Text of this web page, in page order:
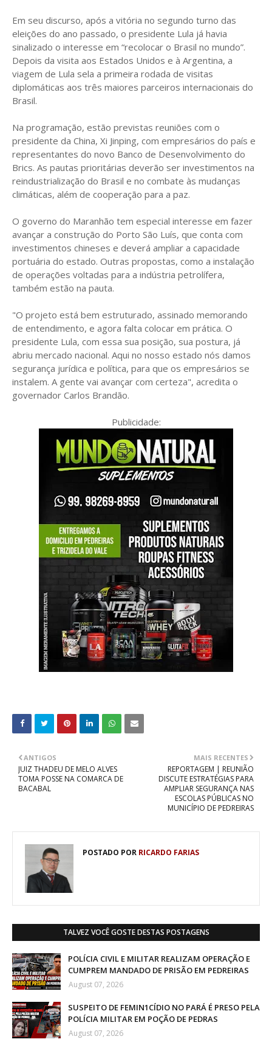
Em seu discurso, após a vitória no segundo turno das
eleições do ano passado, o presidente Lula já havia
sinalizado o interesse em “recolocar o Brasil no mundo”.
Depois da visita aos Estados Unidos e à Argentina, a
viagem de Lula sela a primeira rodada de visitas
diplomáticas aos três maiores parceiros internacionais do
Brasil.
Na programação, estão previstas reuniões com o
presidente da China, Xi Jinping, com empresários do país e
representantes do novo Banco de Desenvolvimento do
Brics. As pautas prioritárias deverão ser investimentos na
reindustrialização do Brasil e no combate às mudanças
climáticas, além de cooperação para a paz.
O governo do Maranhão tem especial interesse em fazer
avançar a construção do Porto São Luís, que conta com
investimentos chineses e deverá ampliar a capacidade
portuária do estado. Outras propostas, como a instalação
de operações voltadas para a indústria petrolífera,
também estão na pauta.
"O projeto está bem estruturado, assinado memorando
de entendimento, e agora falta colocar em prática. O
presidente Lula, com essa sua posição, sua postura, já
abriu mercado nacional. Aqui no nosso estado nós damos
segurança jurídica e política, para que os empresários se
instalem. A gente vai avançar com certeza", acredita o
governador Carlos Brandão.
Publicidade:
MAIS RECENTES
REPORTAGEM | REUNIÃO
DISCUTE ESTRATÉGIAS PARA
AMPLIAR SEGURANÇA NAS
ESCOLAS PÚBLICAS NO
MUNICÍPIO DE PEDREIRAS
ANTIGOS
JUIZ THADEU DE MELO ALVES
TOMA POSSE NA COMARCA DE
BACABAL
POSTADO POR RICARDO FARIAS
TALVEZ VOCÊ GOSTE DESTAS POSTAGENS
POLÍCIA CIVIL E MILITAR REALIZAM OPERAÇÃO E
CUMPREM MANDADO DE PRISÃO EM PEDREIRAS
August 07, 2026
SUSPEITO DE FEMIN1CÍDIO NO PARÁ É PRESO PELA
POLÍCIA MILITAR EM POÇÃO DE PEDRAS
August 07, 2026